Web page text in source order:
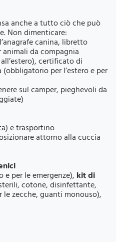
anche a tutto ciò che può
Non dimenticare:
canina, libretto
da compagnia
certificato di
per l’estero e per
sul camper, pieghevoli da
e trasportino
attorno alla cuccia
e per le emergenze), kit di
cotone, disinfettante,
zecche, guanti monouso),